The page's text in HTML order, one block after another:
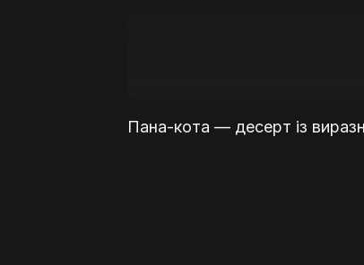
Пана-кота — десерт із